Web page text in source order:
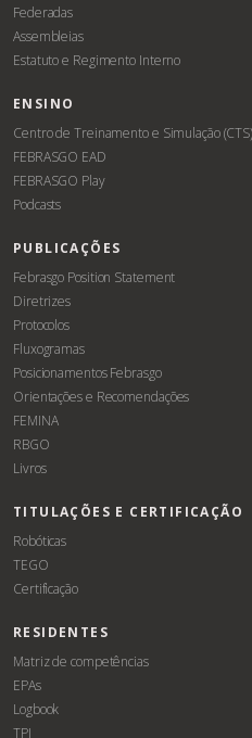
Federadas
Assembleias
Estatuto e Regimento Interno
ENSINO
Centro de Treinamento e Simulação (CTS)
FEBRASGO EAD
FEBRASGO Play
Podcasts
PUBLICAÇÕES
Febrasgo Position Statement
Diretrizes
Protocolos
Fluxogramas
Posicionamentos Febrasgo
Orientações e Recomendações
FEMINA
RBGO
Livros
TITULAÇÕES E CERTIFICAÇÃO
Robóticas
TEGO
Certificação
RESIDENTES
Matriz de competências
EPAs
Logbook
TPI